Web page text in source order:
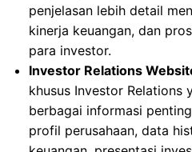
penjelasan lebih detail
kinerja keuangan, dan
para investor.
Investor Relations
khusus Investor Relations
berbagai informasi
profil perusahaan, data